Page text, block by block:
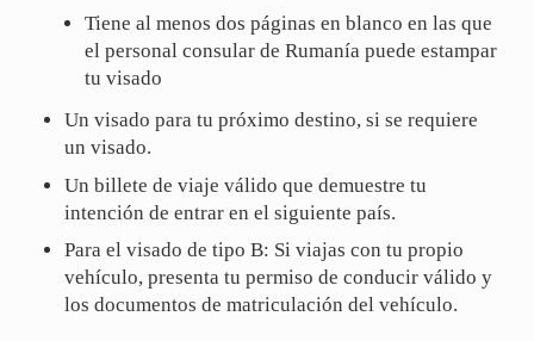
Tiene al menos dos páginas en blanco en las que
el personal consular de Rumanía puede estampar
tu visado
Un visado para tu próximo destino, si se requiere
un visado.
Un billete de viaje válido que demuestre tu
intención de entrar en el siguiente país.
Para el visado de tipo B: Si viajas con tu propio
vehículo, presenta tu permiso de conducir válido y
los documentos de matriculación del vehículo.